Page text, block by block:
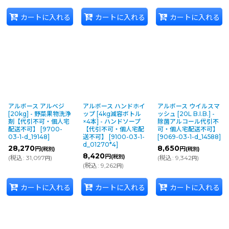
カートに入れる カートに入れる カートに入れる
アルボース アルベジ
[20kg] - 野菜果物洗浄
剤【代引不可・個人宅
配送不可】
[9700-
03-1-d_19148]
28,270円 (税別)
(税込: 31,097 円)
カートに入れる
アルボース ハンドホイ
ップ [4kg減容ボトル
×4本] - ハンドソープ
【代引不可・個人宅配
送不可】
[9100-03-1-
d_01270*4]
8,420円 (税別)
(税込: 9,262円)
カートに入れる
アルボース ウイルスマ
ッシュ [20L B.I.B.] -
除菌アルコール代引不
可・個人宅配送不可】
[9069-03-1-d_14588]
8,650円 (税別)
(税込: 9,342円)
カートに入れる